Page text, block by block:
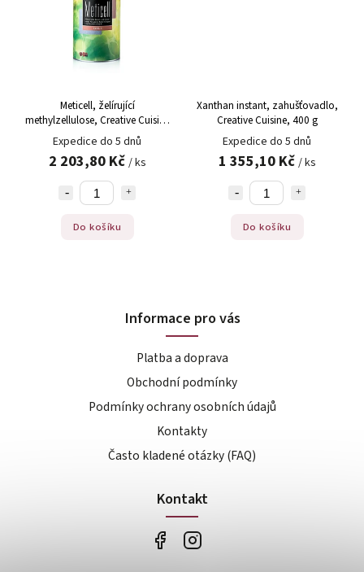
Meticell, želírující
methylzellulose, Creative Cuisine
E 461, 300g
Expedice do 5 dnů
2 203,80 Kč / ks
Do košíku
Xanthan instant, zahušťovadlo,
Creative Cuisine, 400 g
Expedice do 5 dnů
1 355,10 Kč / ks
Do košíku
Informace pro vás
Platba a doprava
Obchodní podmínky
Podmínky ochrany osobních údajů
Kontakty
Často kladené otázky (FAQ)
Kontakt